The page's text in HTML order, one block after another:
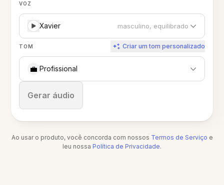
VOZ
Xavier masculino, equilibrado
TOM Criar um tom personalizado
💼 Profissional
Gerar áudio
Parar
Ao usar o produto, você concorda com nossos Termos de Serviço e
leu nossa Política de Privacidade.